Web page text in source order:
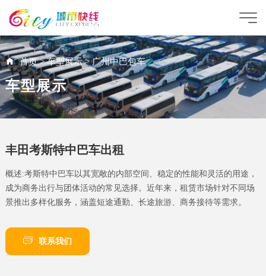
首页>车型展示>广州中巴包车
车型展示
丰田考斯特中巴车出租
概述:考斯特中巴车以其宽敞的内部空间、稳定的性能和灵活的用途，
成为商务出行与团体活动的常见选择。近年来，租赁市场针对不同场
景推出多样化服务，涵盖短途通勤、长途旅游、商务接待等需求。
联系我们